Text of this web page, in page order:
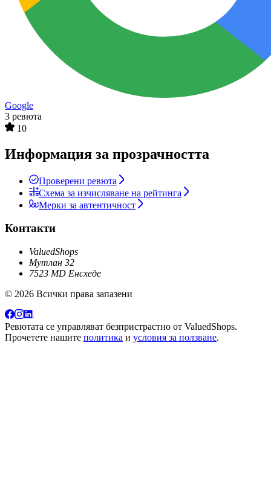
Google
3 ревюта
10
Информация за прозрачността
Проверени ревюта
Схема за изчисляване на рейтинга
Мерки за автентичност
Контакти
ValuedShops
Мутлан 32
7523 MD Енсхеде
© 2026 Всички права запазени
Ревютата се управляват безпристрастно от ValuedShops.
Прочетете нашите политика и условия за ползване.